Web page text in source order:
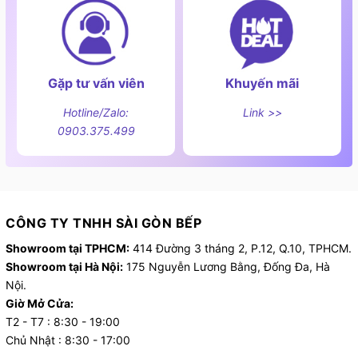
Công nghệ tăng cường tiên tiến
c) Tính năng an toàn theo kèm
An toàn luôn là tiêu chí quan trọng khi chọn thiết bị
nhà bếp và SMS8GX89G không thiếu các tính năng
bảo vệ tiên tiến:
Child Lock (khoá trẻ em):
Gặp tư vấn viên
Hotline/Zalo:
0903.375.499
Khuyến mãi
Link >>
CÔNG TY TNHH SÀI GÒN BẾP
Showroom tại TPHCM: 414 Đường 3 tháng 2, P.12, Q.10, TPHCM.
Showroom tại Hà Nội: 175 Nguyễn Lương Bằng, Đống Đa, Hà
Nội.
Giờ Mở Cửa:
T2 - T7 : 8:30 - 19:00
Chủ Nhật : 8:30 - 17:00